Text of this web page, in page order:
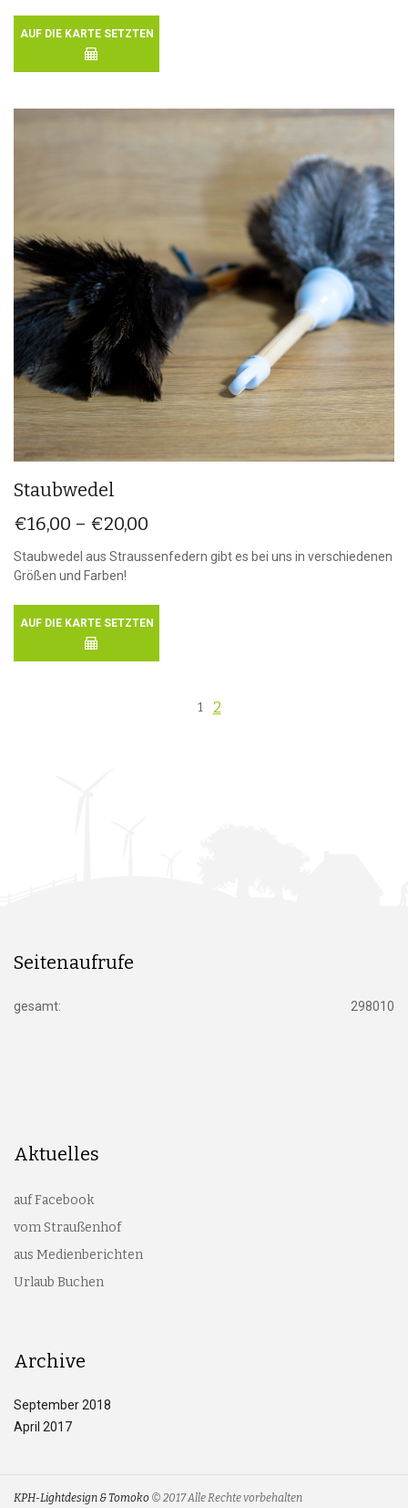
AUF DIE KARTE SETZTEN
Staubwedel
€16,00 – €20,00
Staubwedel aus Straussenfedern gibt es bei uns in verschiedenen
Größen und Farben!
AUF DIE KARTE SETZTEN
1 2
Seitenaufrufe
298010
gesamt:
Aktuelles
auf Facebook
vom Straußenhof
aus Medienberichten
Urlaub Buchen
Archive
September 2018
April 2017
KPH-Lightdesign & Tomoko © 2017 Alle Rechte vorbehalten